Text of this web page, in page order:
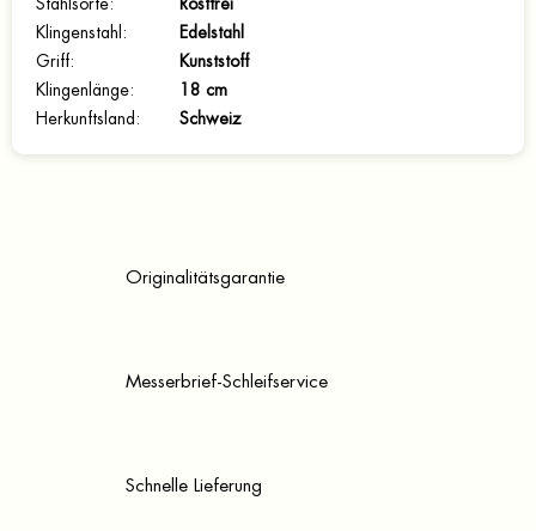
Stahlsorte:
Rostfrei
Klingenstahl :
Edelstahl
Griff:
Kunststoff
Klingenlänge:
18 cm
Herkunftsland : Schweiz
Originalitätsgarantie
Messerbrief-Schleifservice
Schnelle Lieferung